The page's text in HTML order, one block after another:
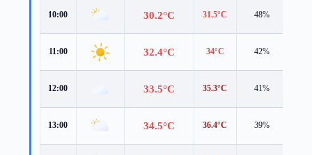
10:00 30.2°C 31.5°C 48%
11:00 32.4°C 34°C 42%
12:00 33.5°C 35.3°C 41%
13:00 34.5°C 36.4°C 39%